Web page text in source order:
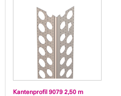
Kantenprofil 9079 2,50 m